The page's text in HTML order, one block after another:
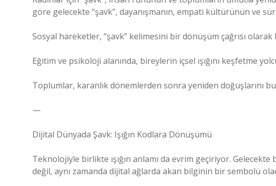
göre gelecekte “şavk”, dayanışmanın, empati kültürünün ve
Sosyal hareketler, “şavk” kelimesini bir dönüşüm çağrısı
Eğitim ve psikoloji alanında, bireylerin içsel ışığını keşfetme
Toplumlar, karanlık dönemlerden sonra yeniden doğuşlarını
—
Dijital Dünyada Şavk: Işığın Kodlara Dönüşümü
Teknolojiyle birlikte ışığın anlamı da evrim geçiriyor.
değil, aynı zamanda dijital ağlarda akan bilginin bir sembolü